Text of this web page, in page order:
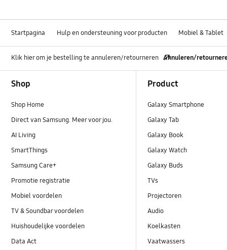
Startpagina Hulp en ondersteuning voor producten Mobiel & Tablet
Klik hier om je bestelling te annuleren/retourneren Annuleren/
Shop
Shop Home
Direct van Samsung. Meer voor jou.
AI Living
SmartThings
Samsung Care+
Promotie registratie
Mobiel voordelen
TV & Soundbar voordelen
Huishoudelijke voordelen
Data Act
Product
Galaxy Smartphone
Galaxy Tab
Galaxy Book
Galaxy Watch
Galaxy Buds
TVs
Projectoren
Audio
Koelkasten
Vaatwassers